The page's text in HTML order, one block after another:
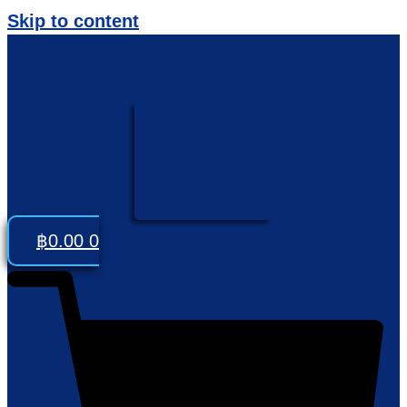
Skip to content
฿0.00 0